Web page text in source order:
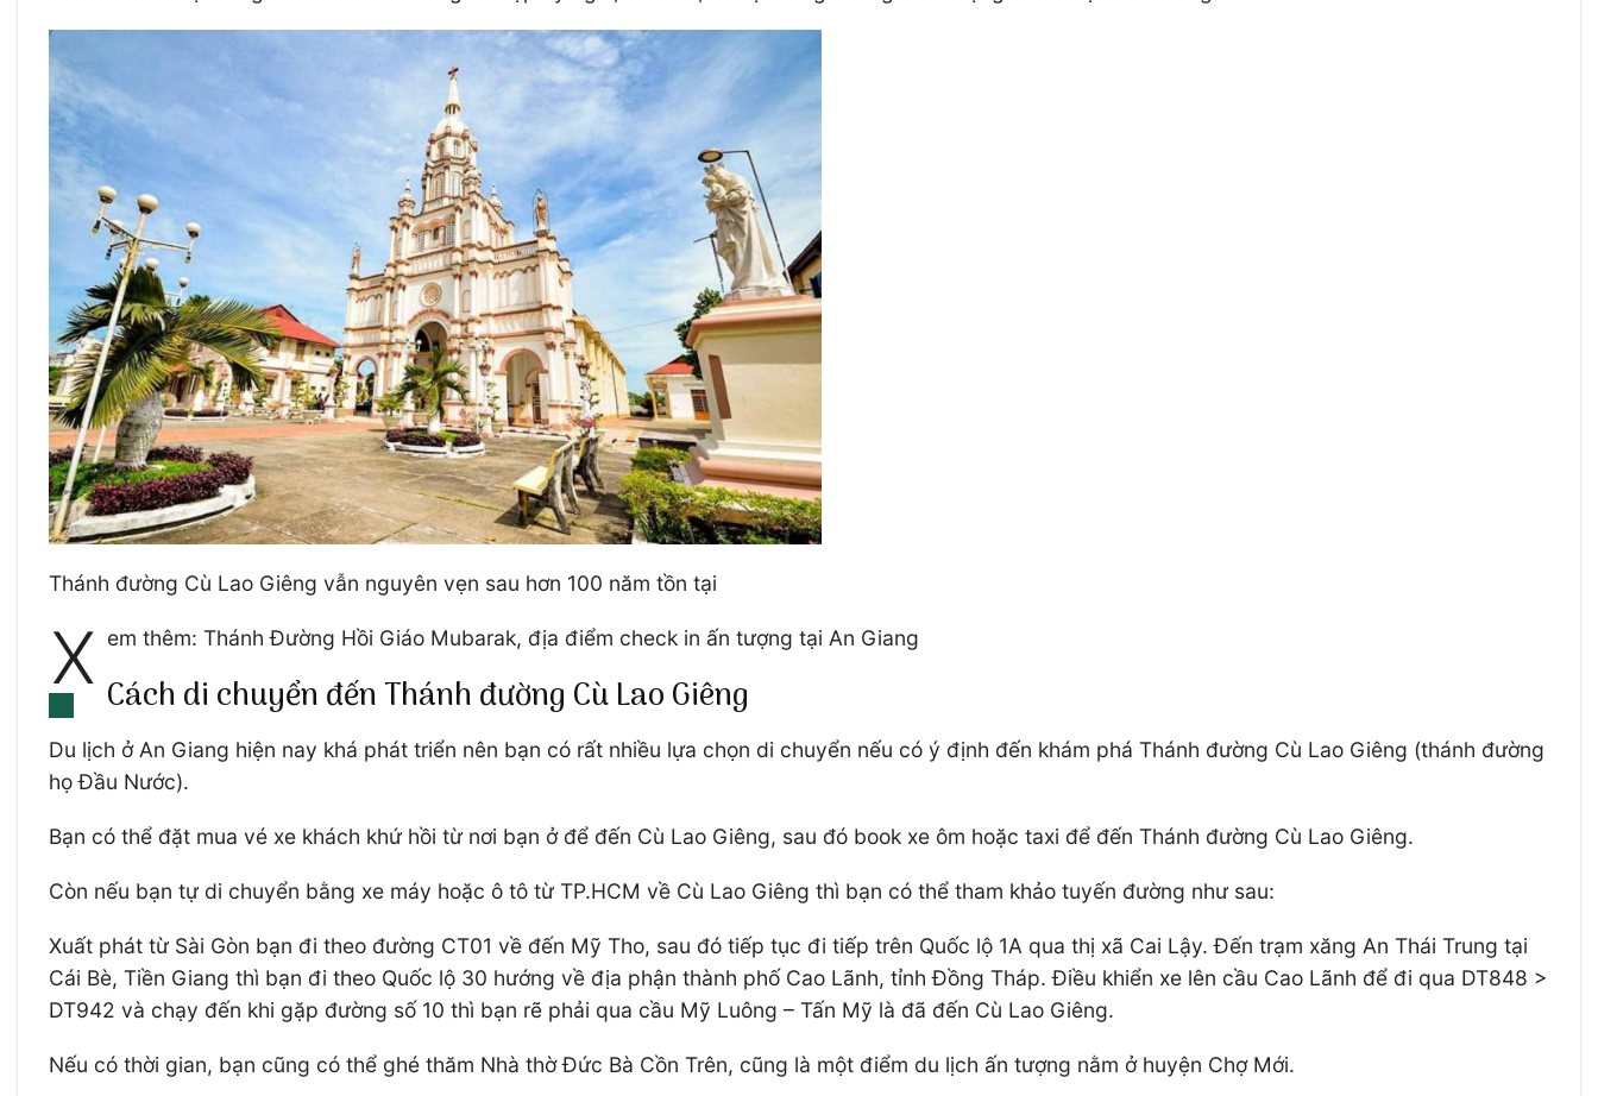
Thánh đường Cù Lao Giêng vẫn nguyên vẹn sau hơn 100 năm tồn tại
X em thêm: Thánh Đường Hồi Giáo Mubarak, địa điểm check in ấn tượng tại An Giang
Cách di chuyển đến Thánh đường Cù Lao Giêng
Du lịch ở An Giang hiện nay khá phát triển nên bạn có rất nhiều lựa chọn di chuyển nếu có ý định đến khám phá Thánh đường Cù Lao Giêng (thánh đường
họ Đầu Nước).
Bạn có thể đặt mua vé xe khách khứ hồi từ nơi bạn ở để đến Cù Lao Giêng, sau đó book xe ôm hoặc taxi để đến Thánh đường Cù Lao Giêng.
Còn nếu bạn tự di chuyển bằng xe máy hoặc ô tô từ TP.HCM về Cù Lao Giêng thì bạn có thể tham khảo tuyến đường như sau:
Xuất phát từ Sài Gòn bạn đi theo đường CT01 về đến Mỹ Tho, sau đó tiếp tục đi tiếp trên Quốc lộ 1A qua thị xã Cai Lậy. Đến trạm xăng An Thái Trung tại
Cái Bè, Tiền Giang thì bạn đi theo Quốc lộ 30 hướng về địa phận thành phố Cao Lãnh, tỉnh Đồng Tháp. Điều khiển xe lên cầu Cao Lãnh để đi qua DT848 >
DT942 và chạy đến khi gặp đường số 10 thì bạn rẽ phải qua cầu Mỹ Luông – Tấn Mỹ là đã đến Cù Lao Giêng.
Nếu có thời gian, bạn cũng có thể ghé thăm Nhà thờ Đức Bà Cồn Trên, cũng là một điểm du lịch ấn tượng nằm ở huyện Chợ Mới.